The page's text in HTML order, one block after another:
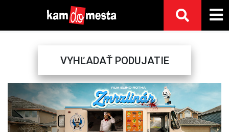
VYHĽADAŤ PODUJATIE